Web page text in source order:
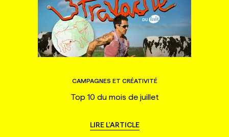
CAMPAGNES ET CRÉATIVITÉ
Top 10 du mois de juillet
LIRE L'ARTICLE